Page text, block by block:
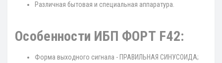
Различная бытовая и специальная аппаратура.
Особенности ИБП ФОРТ F42:
Форма выходного сигнала - ПРАВИЛЬНАЯ СИНУСОИДА;